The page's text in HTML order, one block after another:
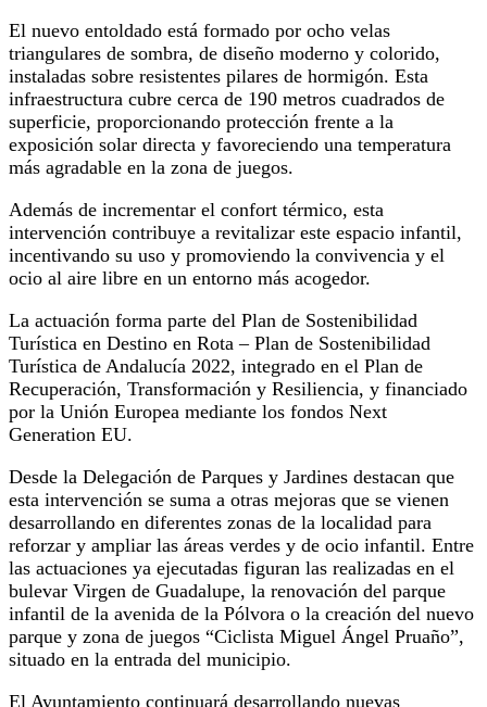
El nuevo entoldado está formado por ocho velas
triangulares de sombra, de diseño moderno y colorido,
instaladas sobre resistentes pilares de hormigón. Esta
infraestructura cubre cerca de 190 metros cuadrados de
superficie, proporcionando protección frente a la
exposición solar directa y favoreciendo una temperatura
más agradable en la zona de juegos.
Además de incrementar el confort térmico, esta
intervención contribuye a revitalizar este espacio infantil,
incentivando su uso y promoviendo la convivencia y el
ocio al aire libre en un entorno más acogedor.
La actuación forma parte del Plan de Sostenibilidad
Turística en Destino en Rota – Plan de Sostenibilidad
Turística de Andalucía 2022, integrado en el Plan de
Recuperación, Transformación y Resiliencia, y financiado
por la Unión Europea mediante los fondos Next
Generation EU.
Desde la Delegación de Parques y Jardines destacan que
esta intervención se suma a otras mejoras que se vienen
desarrollando en diferentes zonas de la localidad para
reforzar y ampliar las áreas verdes y de ocio infantil. Entre
las actuaciones ya ejecutadas figuran las realizadas en el
bulevar Virgen de Guadalupe, la renovación del parque
infantil de la avenida de la Pólvora o la creación del nuevo
parque y zona de juegos “Ciclista Miguel Ángel Pruaño”,
situado en la entrada del municipio.
El Ayuntamiento continuará desarrollando nuevas